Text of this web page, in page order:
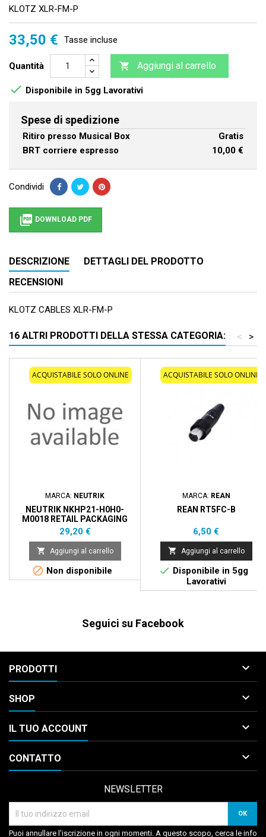
KLOTZ XLR-FM-P
33,50 € Tasse incluse
Quantità  Aggiungi al carrello
 Disponibile in 5gg Lavorativi
Spese di spedizione
Ritiro presso Musical Box
Gratis
BRT corriere espresso
10,00 €
Condividi
 DOWNLOAD PDF
DESCRIZIONE
DETTAGLI DEL PRODOTTO
RECENSIONI
KLOTZ CABLES XLR-FM-P
16 ALTRI PRODOTTI DELLA STESSA CATEGORIA: >
<
ACQUISTABILE SOLO ONLINE
MARCA: NEUTRIK
NEUTRIK NKHP21-H0H0-
M0018 RETAIL PACKAGING
Prezzo
29,20 €
 Aggiungi al carrello
 Non disponibile
ACQUISTABILE SOLO ONLINE
MARCA: REAN
REAN RT5FC-B
Prezzo
6,50 €
 Aggiungi al carrello
 Disponibile in 5gg
Lavorativi
Seguici su Facebook
PRODOTTI 
SHOP 
IL TUO ACCOUNT 
CONTATTO 
NEWSLETTER
Puoi annullare l'iscrizione in ogni momenti. A questo scopo, cerca le info